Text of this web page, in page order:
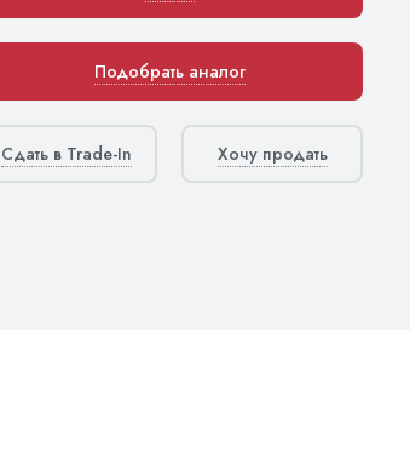
Подобрать аналог
Сдать в Trade-In Хочу продать